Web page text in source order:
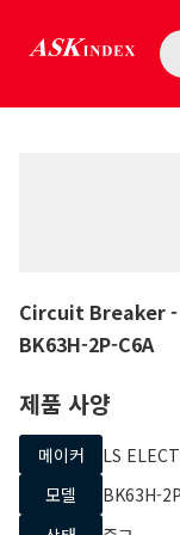
Circuit Breaker
BK63H-2P-C6A
제품 사양
메이커
LS
모델
BK63H-